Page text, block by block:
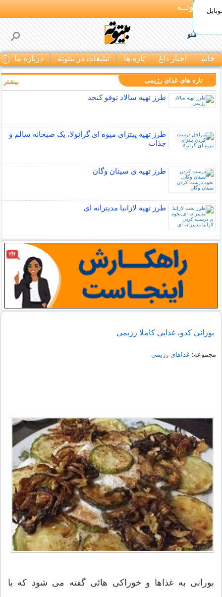
بـیتوتــه
منو
خانه اخبار داغ تازه ها تبلیغات در بیتوته درباره ما
تازه های غذای رژیمی
طرز تهیه سالاد توفو کنجد
طرز تهیه پیتزای میوه ای گرانولا، یک صبحانه سالم و
جذاب
طرز تهیه ی سیتان وگان
طرز تهیه لازانیا مدیترانه ای
بیشتر
بورانی کدو، غذایی کاملا رژیمی
مجموعه:غذاهای رژیمی
بورانی به غذاها و خوراکی هائی گفته می شود که با